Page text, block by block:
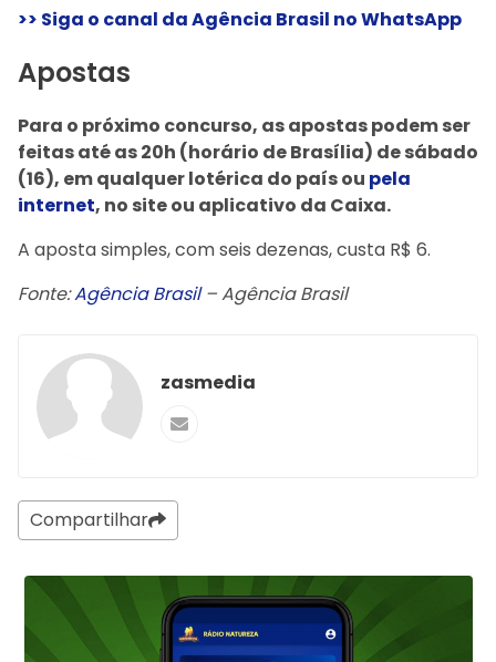
>> Siga o canal da Agência Brasil no WhatsApp
Apostas
Para o próximo concurso, as apostas podem ser
feitas até as 20h (horário de Brasília) de sábado
(16), em qualquer lotérica do país ou pela
internet, no site ou aplicativo da Caixa.
A aposta simples, com seis dezenas, custa R$ 6.
Fonte:Agência Brasil– Agência Brasil
zasmedia
Compartilhar